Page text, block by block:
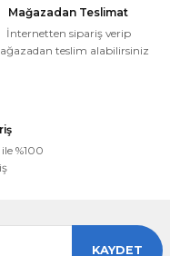
Mağazadan Teslimat
İnternetten sipariş verip
teslim alabilirsiniz
%100
KAYDET